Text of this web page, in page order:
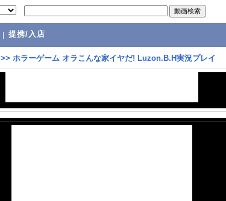
提携/入店
>> ホラーゲーム オラこんな家イヤだ! Luzon.B.H実況プレイ